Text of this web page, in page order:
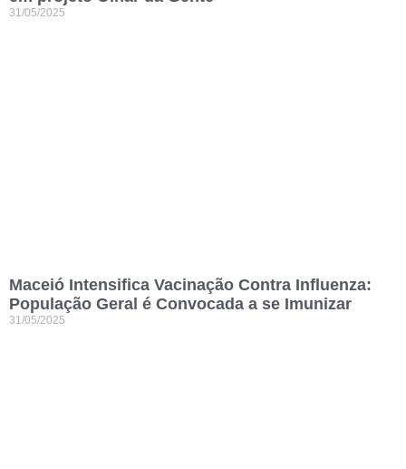
31/05/2025
Maceió Intensifica Vacinação Contra Influenza:
População Geral é Convocada a se Imunizar
31/05/2025